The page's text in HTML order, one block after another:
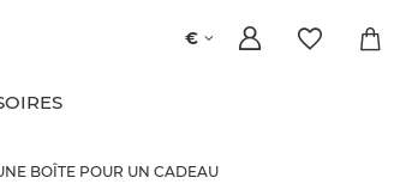
€
BOÎTE POUR UN CADEAU